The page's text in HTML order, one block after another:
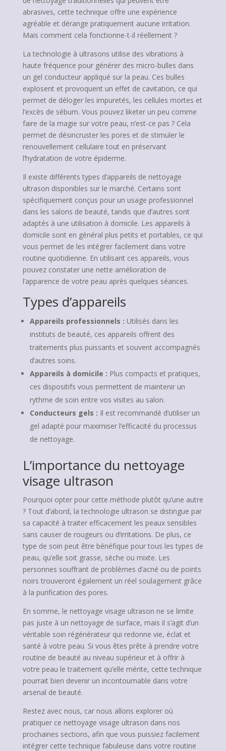
abrasives, cette technique offre une expérience
agréable et dérange pratiquement aucune irritation.
Mais comment cela fonctionne-t-il réellement ?
La technologie à ultrasons utilise des vibrations à
haute fréquence pour générer des micro-bulles dans
un gel conducteur appliqué sur la peau. Ces bulles
explosent et provoquent un effet de cavitation, ce qui
permet de déloger les impuretés, les cellules mortes et
l’excès de sébum. Vous pouvez liketer un peu comme
faire de la magie sur votre peau, n’est-ce pas ? Cela
permet de désincruster les pores et de stimuler le
renouvellement cellulaire tout en préservant
l’hydratation de votre épiderme.
Il existe différents types d’appareils de nettoyage
ultrason disponibles sur le marché. Certains sont
spécifiquement conçus pour un usage professionnel
dans les salons de beauté, tandis que d’autres sont
adaptés à une utilisation à domicile. Les appareils à
domicile sont en général plus petits et portables, ce qui
vous permet de les intégrer facilement dans votre
routine quotidienne. En utilisant ces appareils, vous
pouvez constater une nette amélioration de
l’apparence de votre peau après quelques séances.
Types d’appareils
Appareils professionnels : Utilisés dans les
instituts de beauté, ces appareils offrent des
traitements plus puissants et souvent accompagnés
d’autres soins.
Appareils à domicile : Plus compacts et pratiques,
ces dispositifs vous permettent de maintenir un
rythme de soin entre vos visites au salon.
Conducteurs gels : Il est recommandé d’utiliser un
gel adapté pour maximiser l’efficacité du processus
de nettoyage.
L’importance du nettoyage
visage ultrason
Pourquoi opter pour cette méthode plutôt qu’une autre
? Tout d’abord, la technologie ultrason se distingue par
sa capacité à traiter efficacement les peaux sensibles
sans causer de rougeurs ou d’irritations. De plus, ce
type de soin peut être bénéfique pour tous les types de
peau, qu’elle soit grasse, sèche ou mixte. Les
personnes souffrant de problèmes d’acné ou de points
noirs trouveront également un réel soulagement grâce
à la purification des pores.
En somme, le nettoyage visage ultrason ne se limite
pas juste à un nettoyage de surface, mais il s’agit d’un
véritable soin régénérateur qui redonne vie, éclat et
santé à votre peau. Si vous êtes prête à prendre votre
routine de beauté au niveau supérieur et à offrir à
votre peau le traitement qu’elle mérite, cette technique
pourrait bien devenir un incontournable dans votre
arsenal de beauté.
Restez avec nous, car nous allons explorer où
pratiquer ce nettoyage visage ultrason dans nos
prochaines sections, afin que vous puissiez facilement
intégrer cette technique fabuleuse dans votre routine